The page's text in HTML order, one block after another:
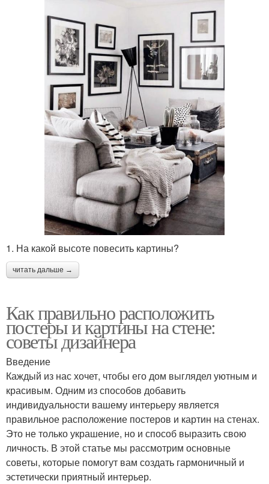
1. На какой высоте повесить картины?
читать дальше →
Как правильно расположить
постеры и картины на стене:
советы дизайнера
Введение
Каждый из нас хочет, чтобы его дом выглядел уютным и
красивым. Одним из способов добавить
индивидуальности вашему интерьеру является
правильное расположение постеров и картин на стенах.
Это не только украшение, но и способ выразить свою
личность. В этой статье мы рассмотрим основные
советы, которые помогут вам создать гармоничный и
эстетически приятный интерьер.